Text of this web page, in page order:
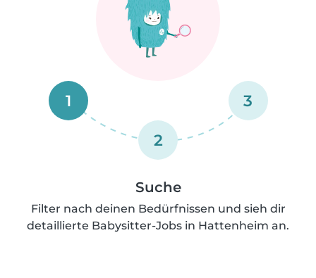
1
2
3
Suche
Filter nach deinen Bedürfnissen und sieh dir
detaillierte Babysitter-Jobs in Hattenheim an.